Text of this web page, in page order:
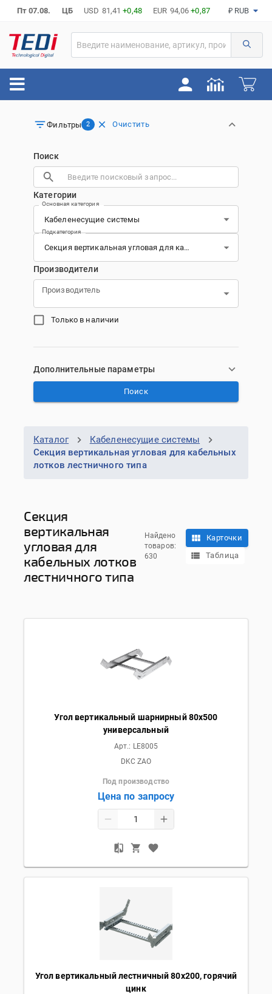
Пт 07.08. ЦБ USD 81,41 +0,48 EUR 94,06 +0,87 ₽ RUB
Фильтры 2 Очистить
Поиск
Категории
Основная категория
Подкатегория
Производители
Производитель
Только в наличии
Дополнительные параметры
Поиск
Каталог
Кабеленесущие системы
Секция вертикальная угловая для кабельных
лотков лестничного типа
Секция
вертикальная
угловая для
кабельных лотков
лестничного типа
Найдено
товаров:
630
Карточки
Таблица
Угол вертикальный шарнирный 80х500
универсальный
Арт.: LE8005
DKC ZAO
Под производство
Цена по запросу
Угол вертикальный лестничный 80х200, горячий
цинк